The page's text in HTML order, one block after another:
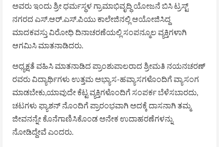
ಅವರು ಇಂದು ಶ್ರೀ ಧರ್ಮಸ್ಥಳ ಗ್ರಾಮಾಭಿವೃದ್ಧಿ ಯೋಜನೆ ಬಿಸಿ ಟ್ರಸ್ಟ್
ನಗರದ ಎಸ್.ಆರ್.ಎಸ್.ಪಿಯು ಕಾಲೇಜಿನಲ್ಲಿ ಆಯೋಜಿಸಿದ್ದ
ಮಾದಕವಸ್ತು ವಿರೋಧಿ ದಿನಾಚರಣೆಯಲ್ಲಿ ಸಂಪನ್ಮೂಲ ವ್ಯಕ್ತಿಗಳಾಗಿ
ಆಗಮಿಸಿ ಮಾತನಾಡಿದರು.
ಅಧ್ಯಕ್ಷತೆ ವಹಿಸಿ ಮಾತನಾಡಿದ ಪ್ರಾಂಶುಪಾಲರಾದ ಶ್ರೀಮತಿ ನಯನಚರಣ್
ರವರು ವಿದ್ಯಾರ್ಥಿಗಳು ಉತ್ತಮ ಅಭ್ಯಾಸ-ಹವ್ಯಾಸಗಳೊಂದಿಗೆ ವ್ಯಾಸಂಗ
ಮಾಡಬೇಕು,ಯಾವುದೇ ಕೆಟ್ಟ ವ್ಯಕ್ತಿಗಳೊಂದಿಗೆ ಸಂಪರ್ಕ ಬೆಳೆಸಬಾರದು,
ಚಟಗಳು ಫ್ಯಾಶನ್ ನೊಂದಿಗೆ ಪ್ರಾರಂಭವಾಗಿ ಅದಕ್ಕೆ ದಾಸನಾಗಿ ತಮ್ಮ
ಜೀವನನ್ನೇ ಕೊನೆಗಾಣಿಸಿಕೊಂಡ ಅನೇಕ ಉದಾಹರಣೆಗಳನ್ನು
ನೋಡಿದ್ದೇವೆ ಎಂದರು.